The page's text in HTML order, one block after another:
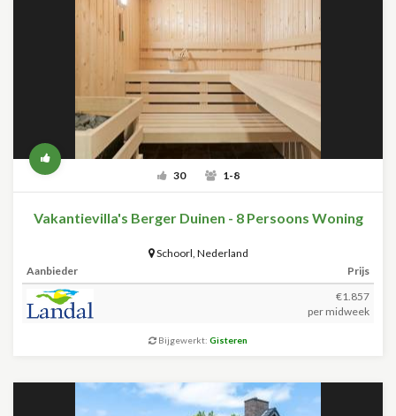
30 1-8
Vakantievilla's Berger Duinen - 8 Persoons Woning
Schoorl, Nederland
Aanbieder
Prijs
€1.857
per midweek
Bijgewerkt: Gisteren